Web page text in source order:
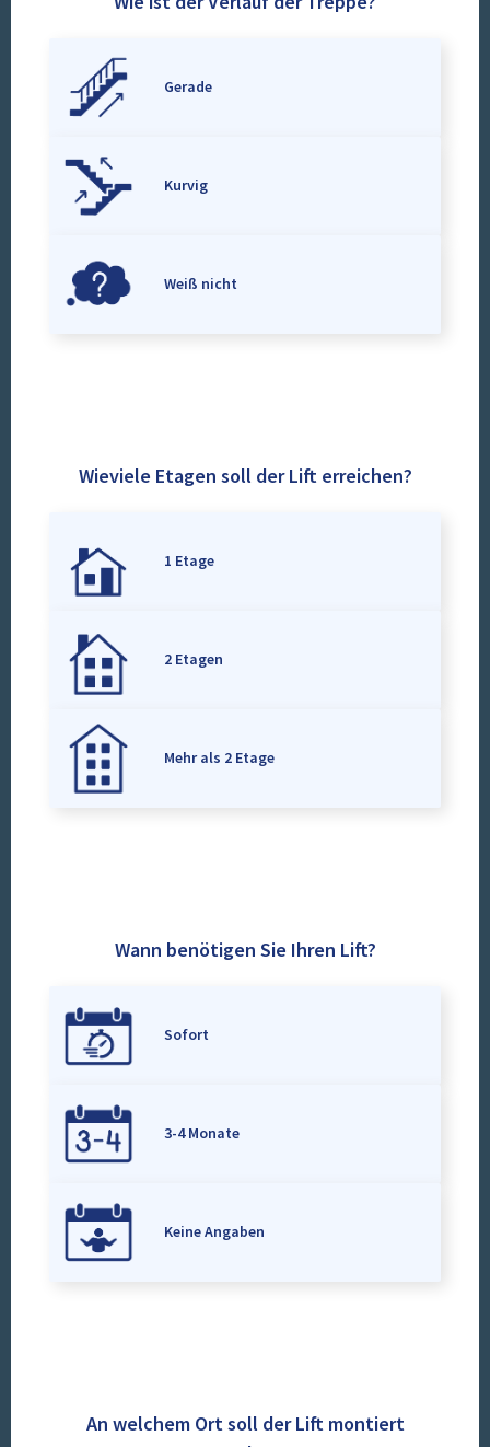
Gerade
Kurvig
Weiß nicht
Wieviele Etagen soll der Lift erreichen?
1 Etage
2 Etagen
Mehr als 2 Etage
Wann benötigen Sie Ihren Lift?
Sofort
3-4 Monate
Keine Angaben
An welchem Ort soll der Lift montiert